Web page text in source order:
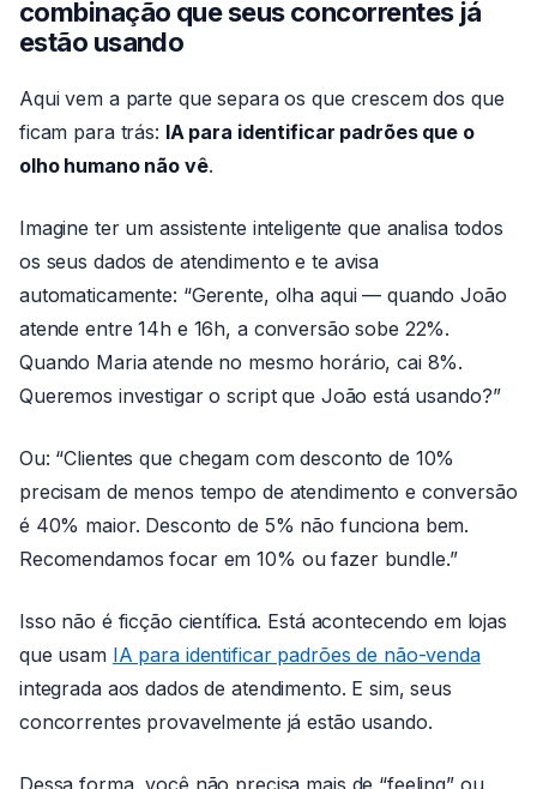
combinação que seus concorrentes já
estão usando
Aqui vem a parte que separa os que crescem dos que
ficam para trás: IA para identificar padrões que o
olho humano não vê.
Imagine ter um assistente inteligente que analisa todos
os seus dados de atendimento e te avisa
automaticamente: “Gerente, olha aqui — quando João
atende entre 14h e 16h, a conversão sobe 22%.
Quando Maria atende no mesmo horário, cai 8%.
Queremos investigar o script que João está usando?”
Ou: “Clientes que chegam com desconto de 10%
precisam de menos tempo de atendimento e conversão
é 40% maior. Desconto de 5% não funciona bem.
Recomendamos focar em 10% ou fazer bundle.”
Isso não é ficção científica. Está acontecendo em lojas
que usam IA para identificar padrões de não-venda
integrada aos dados de atendimento. E sim, seus
concorrentes provavelmente já estão usando.
Dessa forma, você não precisa mais de “feeling” ou